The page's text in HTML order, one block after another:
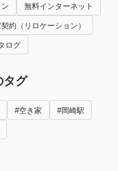
無料インターネット
約（リロケーション）
ログ
タグ
#空き家 #岡崎駅